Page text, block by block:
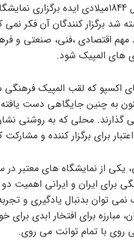
وقتی در سال 1844میلادی ایده
مهم اقتصادی ،فنی، صنعتی و
های المپیک شود.
اکسپو که لقب المپیک
به چنین جایگاهی دست
گذارند. محلی که به روشنی
برای برگزار کننده و مشارکت
یکی از نمایشگاه های معتبر
برای ایران و ایرانی اهمیت
نمی توان بدنبال یادگیری و
مبارزه برای افتخار ابدی
روی با تمام توانت می روی.